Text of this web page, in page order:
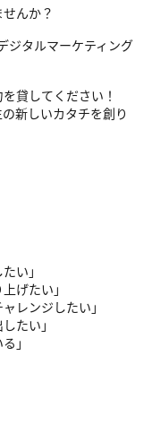
んか？
ジタルマーケティング
貸してください！
新しいカタチを創り
い」
げたい」
レンジしたい」
たい」
」